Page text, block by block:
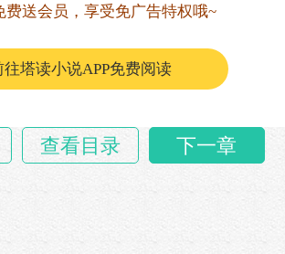
妙清抬起头，灯笼的光晕落在她
费送会员，享受免广告特权哦~
往塔读小说APP免费阅读
查看目录 下一章